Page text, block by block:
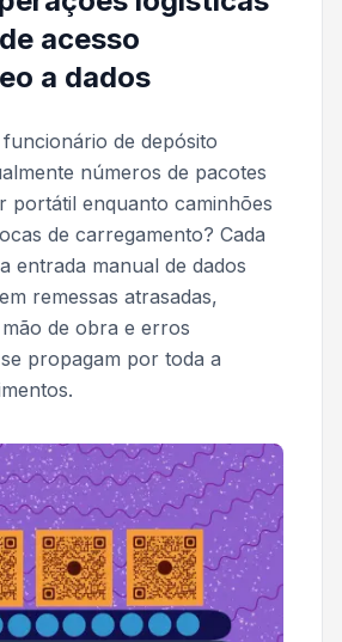
acesso
a dados
de depósito
números de pacotes
portátil enquanto caminhões
de carregamento? Cada
entrada manual de dados
remessas atrasadas,
de obra e erros
propagam por toda a